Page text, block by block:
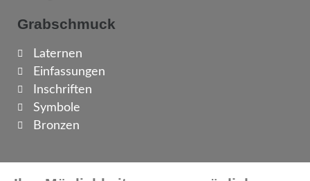
Grabschmuck
Laternen
Einfassungen
Inschriften
Symbole
Bronzen